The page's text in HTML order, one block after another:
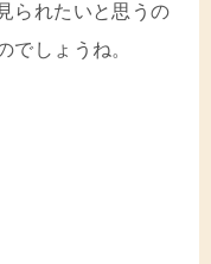
られたいと思うの
でしょうね。